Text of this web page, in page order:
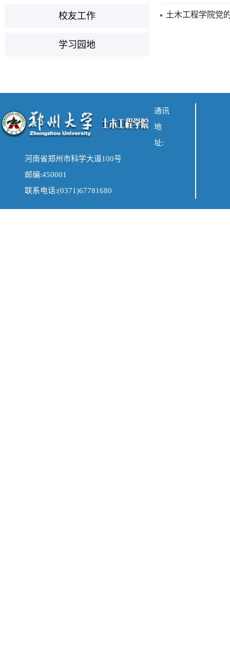
校友工作
学习园地
土木工程学院党
通讯
地
址:
河南省郑州市科学大道100号
邮编:450001
联系电话:(0371)67781680